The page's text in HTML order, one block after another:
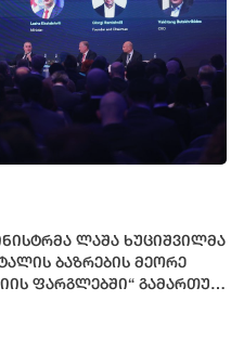
ლაშა ხუციშვილმა
ბაზრების მეორე
ფარგლებში“ გამართულ